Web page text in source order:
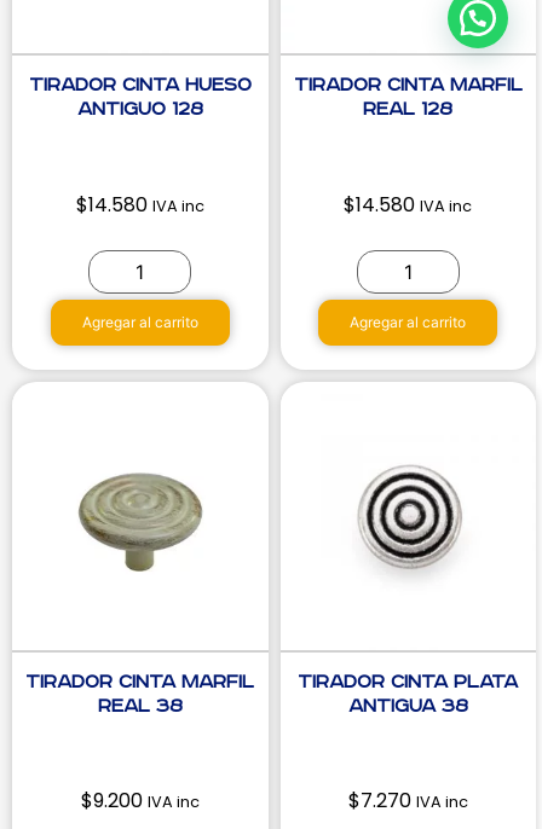
Tirador Cinta Hueso
Antiguo 128
$14.580 IVA inc
Agregar al carrito
Tirador Cinta Marfil
Real 128
$14.580 IVA inc
Agregar al carrito
Tirador Cinta Marfil
Real 38
$9.200 IVA inc
Tirador Cinta Plata
Antigua 38
$7.270 IVA inc